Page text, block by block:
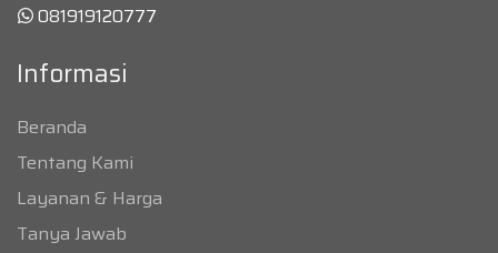
081919120777
Informasi
Beranda
Tentang Kami
Layanan & Harga
Tanya Jawab